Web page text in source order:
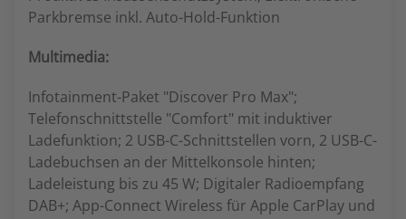
Parkbremse inkl. Auto-Hold-Funktion
Multimedia:
Infotainment-Paket "Discover Pro Max";
Telefonschnittstelle "Comfort" mit induktiver
Ladefunktion; 2 USB-C-Schnittstellen vorn, 2 USB-C-
Ladebuchsen an der Mittelkonsole hinten;
Ladeleistung bis zu 45 W; Digitaler Radioempfang
DAB+; App-Connect Wireless für Apple CarPlay und